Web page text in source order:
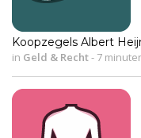
Koopzegels Albert
in Geld & Recht- 7